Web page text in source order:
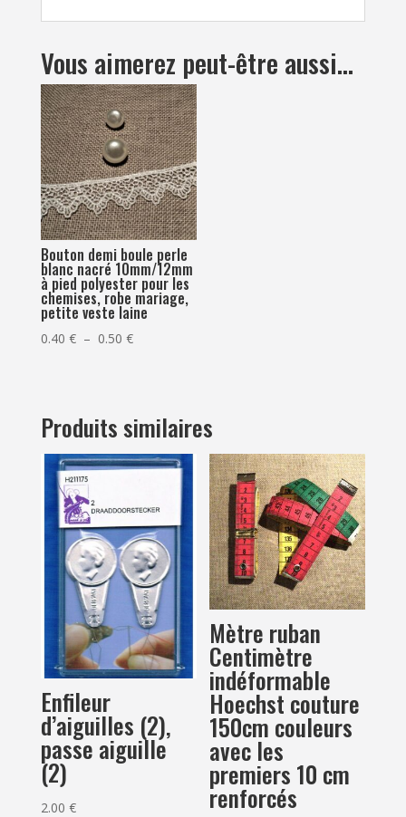
Vous aimerez peut-être aussi…
Bouton demi boule perle
blanc nacré 10mm/12mm
à pied polyester pour les
chemises, robe mariage,
petite veste laine
0.40 € – 0.50 €Plage
à
0.50 €
Produits similaires
Enfileur
d’aiguilles (2),
passe aiguille
(2)
2.00 €
Mètre ruban
Centimètre
indéformable
Hoechst couture
150cm couleurs
avec les
premiers 10 cm
renforcés